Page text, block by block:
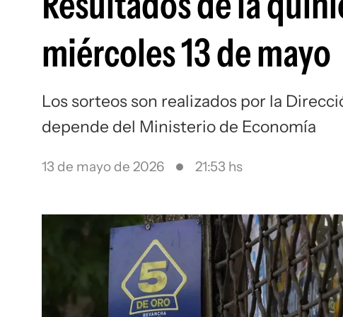
miércoles 13 de mayo
Los sorteos son realizados por la
depende del Ministerio de Economía
13 de mayo de 2026 21:53 hs